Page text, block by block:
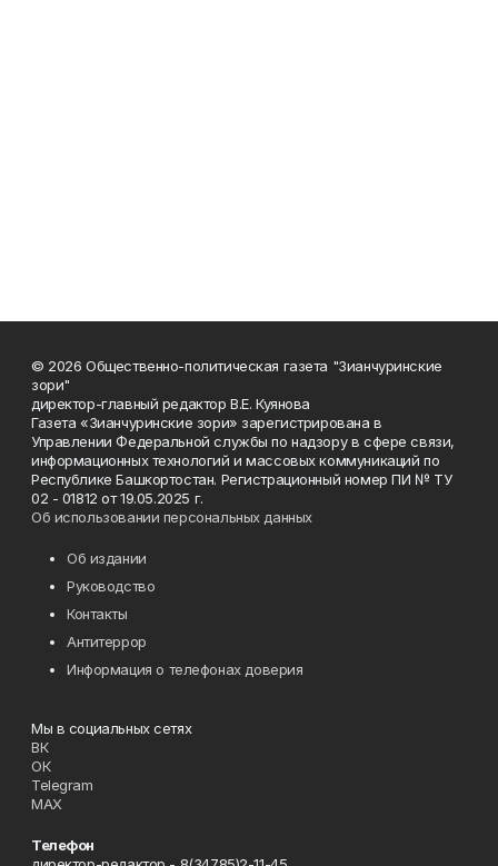
© 2026 Общественно-политическая газета "Зианчуринские
зори"
директор-главный редактор В.Е. Куянова
Газета «Зианчуринские зори» зарегистрирована в
Управлении Федеральной службы по надзору в сфере связи,
информационных технологий и массовых коммуникаций по
Республике Башкортостан. Регистрационный номер ПИ № ТУ
02 - 01812 от 19.05.2025 г.
Об использовании персональных данных
Об издании
Руководство
Контакты
Антитеррор
Информация о телефонах доверия
Мы в социальных сетях
ВК
ОК
Telegram
MAX
Телефон